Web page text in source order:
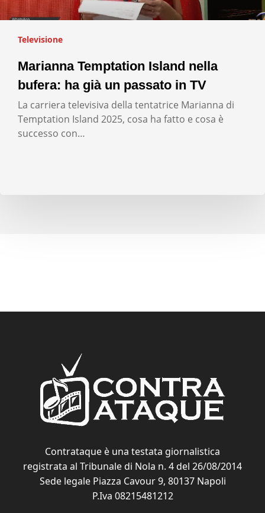
Televisione
Marianna Temptation Island nella
bufera: ha già un passato in TV
La carriera televisiva della tentatrice Marianna di
Temptation Island 2025, cosa ha fatto e cosa è
successo con…
Contrataque è una testata giornalistica
registrata al Tribunale di Nola n. 4 del 26/08/2014
Sede legale Piazza Cavour 9, 80137 Napoli
P.Iva 08215481212